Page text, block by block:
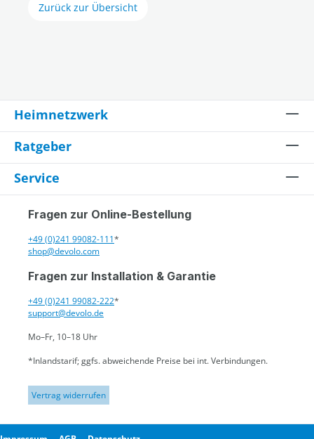
Zurück zur Übersicht
Heimnetzwerk
Ratgeber
Service
Fragen zur Online-Bestellung
+49 (0)241 99082-111*
shop@devolo.com
Fragen zur Installation & Garantie
+49 (0)241 99082-222*
support@devolo.de
Mo–Fr, 10–18 Uhr
*Inlandstarif; ggfs. abweichende Preise bei int. Verbindungen.
Vertrag widerrufen